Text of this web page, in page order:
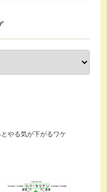
やる気が下がるワケ